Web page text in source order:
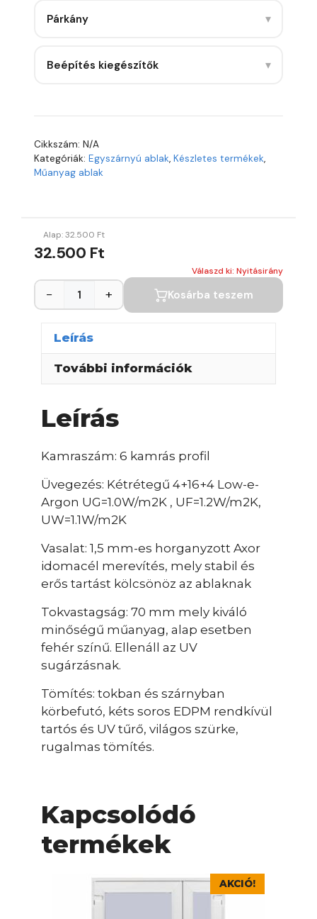
Párkány ▾
Beépítés kiegészítők ▾
Cikkszám: N/A
Kategóriák: Egyszárnyú ablak, Készletes termékek,
Műanyag ablak
Alap:32.500 Ft
32.500 Ft
Válaszd ki: Nyitásirány
− + Kosárba teszem
Leírás
További információk
Leírás
Kamraszám: 6 kamrás profil
Üvegezés: Kétrétegű 4+16+4 Low-e-
Argon UG=1.0W/m2K , UF=1.2W/m2K,
UW=1.1W/m2K
Vasalat: 1,5 mm-es horganyzott Axor
idomacél merevítés, mely stabil és
erős tartást kölcsönöz az ablaknak
Tokvastagság: 70 mm mely kiváló
minőségű műanyag, alap esetben
fehér színű. Ellenáll az UV
sugárzásnak.
Tömítés: tokban és szárnyban
körbefutó, kéts soros EDPM rendkívül
tartós és UV tűrő, világos szürke,
rugalmas tömítés.
Kapcsolódó
termékek
AKCIÓ!